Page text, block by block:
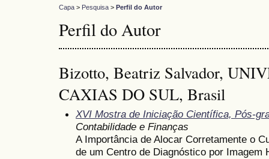
Capa > Pesquisa > Perfil do Autor
Perfil do Autor
Bizotto, Beatriz Salvador,
CAXIAS DO SUL, Brasil
XVI Mostra de Iniciação Científica, Pós-
Contabilidade e Finanças
A Importância de Alocar Corretamente o
de um Centro de Diagnóstico por Imagem